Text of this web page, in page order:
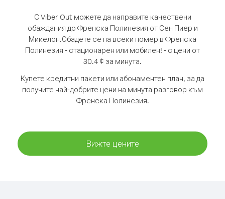
С Viber Out можете да направите качествени
обаждания до Френска Полинезия от Сен Пиер и
Микелон.Обадете се на всеки номер в Френска
Полинезия - стационарен или мобилен! - с цени от
30.4 ¢ за минута.
Купете кредитни пакети или абонаментен план, за да
получите най-добрите цени на минута разговор към
Френска Полинезия.
Вижте цените